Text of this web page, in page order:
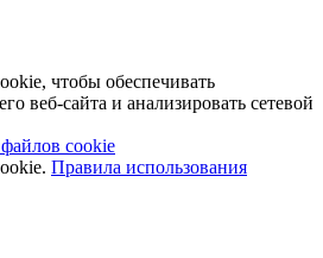
чтобы обеспечивать
веб-сайта и анализировать сетевой
cookie
Правила использования